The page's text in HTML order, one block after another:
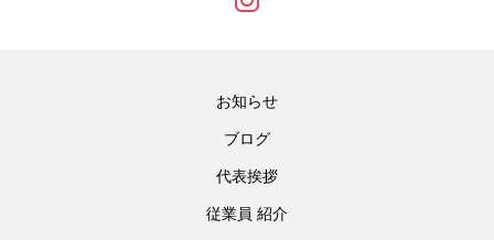
お知らせ
ブログ
代表挨拶
従業員 紹介